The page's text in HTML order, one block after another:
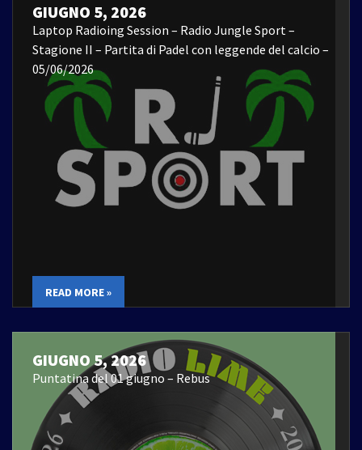
GIUGNO 5, 2026
Laptop Radioing Session – Radio Jungle Sport –
Stagione II – Partita di Padel con leggende del calcio –
05/06/2026
READ MORE »
GIUGNO 5, 2026
Puntatina del 01 giugno – Rebus